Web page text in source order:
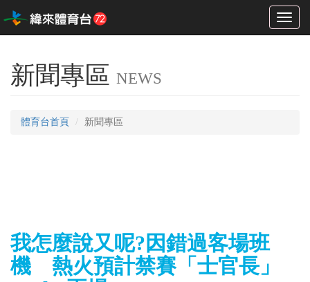
Toggle
新聞專區 NEWS
體育台首頁 新聞專區
我怎麼說又呢?因錯過客場班
機 熱火預計禁賽「士官長」